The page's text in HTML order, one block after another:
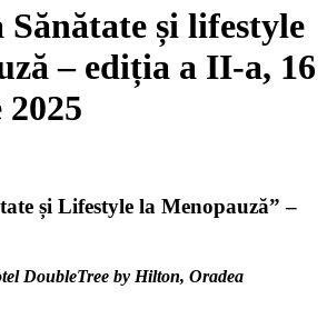
și lifestyle
– ediția a II-a, 16
și Lifestyle la Menopauză” –
DoubleTree by Hilton, Oradea